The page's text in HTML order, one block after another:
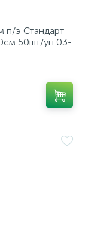
п/э Стандарт
50шт/уп 03-